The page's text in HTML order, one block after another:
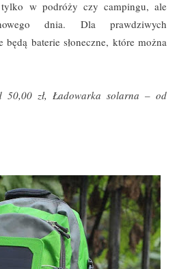
tylko w podróży czy campingu, ale
dnia. Dla prawdziwych
baterie słoneczne, które można
50,00 zł, Ładowarka solarna – od